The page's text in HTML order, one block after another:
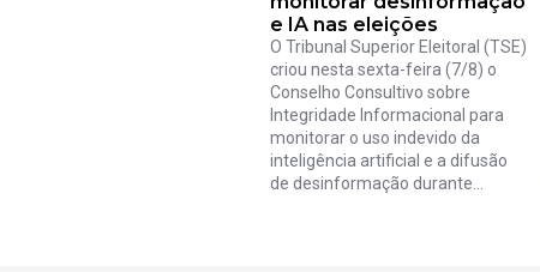
e IA nas eleições
O Tribunal Superior Eleitoral (TSE)
criou nesta sexta-feira (7/8) o
Conselho Consultivo sobre
Integridade Informacional para
monitorar o uso indevido da
inteligência artificial e a difusão
de desinformação durante...